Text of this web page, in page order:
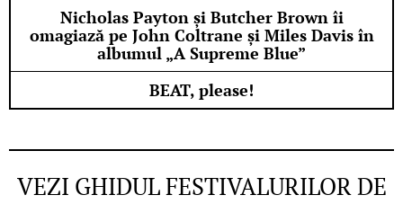
Nicholas Payton și Butcher Brown îi
omagiază pe John Coltrane și Miles Davis în
albumul „A Supreme Blue”
BEAT, please!
VEZI GHIDUL FESTIVALURILOR DE